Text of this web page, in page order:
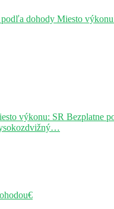
dohody Miesto
výkonu: SR Bezplatne